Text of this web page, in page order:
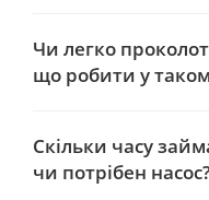
Чи легко
що робити у
Скільки часу
чи потрібен